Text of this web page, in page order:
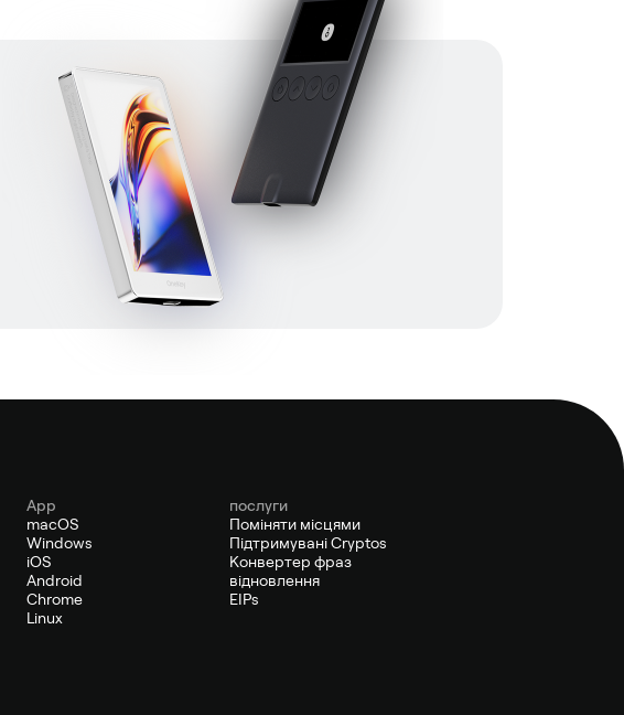
App
macOS
Windows
iOS
Android
Chrome
Linux
послуги
Поміняти місцями
Підтримувані Cryptos
Конвертер фраз
відновлення
EIPs